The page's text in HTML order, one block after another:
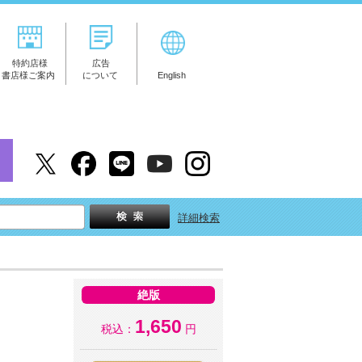
特約店様
書店様ご案内
広告
について
English
詳細検索
絶版
税込： 1,650 円